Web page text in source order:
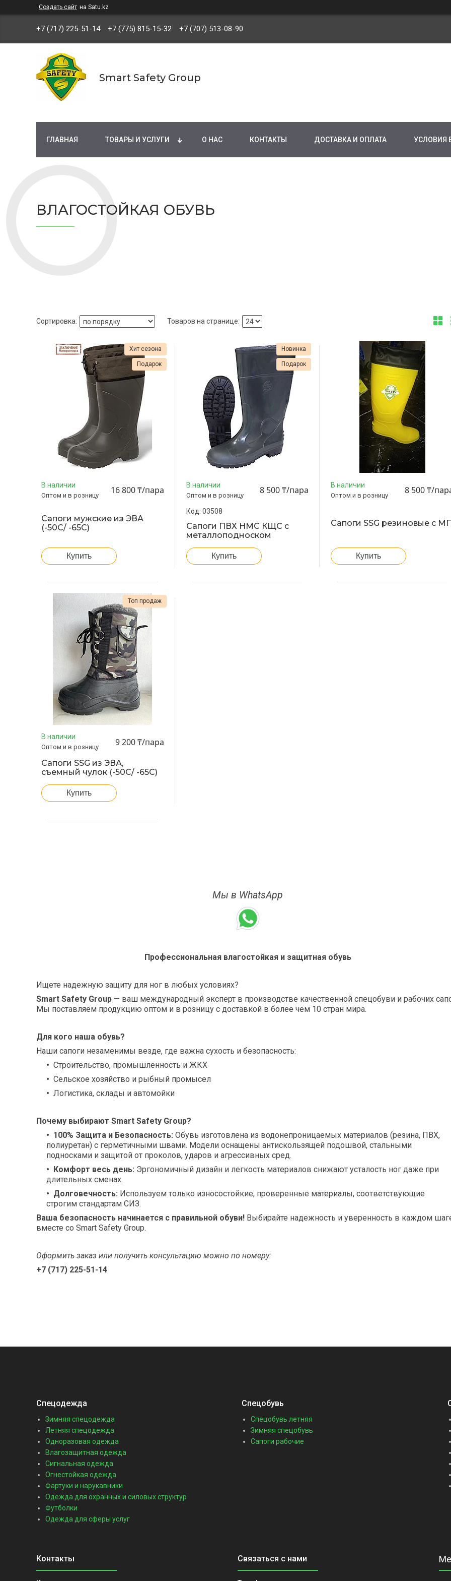
Создать сайт на Satu.kz
+7 (717) 225-51-14 +7 (775) 815-15-32 +7 (707) 513-08-90
Smart Safety Group
ГЛАВНАЯ ТОВАРЫ И УСЛУГИ О НАС КОНТАКТЫ ДОСТАВКА И ОПЛАТА УСЛОВИЯ
ВЛАГОСТОЙКАЯ ОБУВЬ
Хит сезона
Подарок
В наличии
Оптом и в розницу 16 800 ₸/пара
Сапоги мужские из ЭВА
(-50С/ -65С)
Купить
Новинка
Подарок
В наличии
Оптом и в розницу 8 500 ₸/пара
03508
Сапоги ПВХ НМС КЩС с
металлоподноском
Купить
В наличии
Оптом и в розницу 8 500 ₸/
Сапоги SSG резиновые c
Купить
Топ продаж
В наличии
Оптом и в розницу 9 200 ₸/пара
Сапоги SSG из ЭВА,
съемный чулок (-50С/ -65С)
Купить
Мы в WhatsApp
Профессиональная влагостойкая и защитная обувь
Ищете надежную защиту для ног в любых условиях?
Smart Safety Group — ваш международный эксперт в производстве качественной спецобуви и рабочих
Мы поставляем продукцию оптом и в розницу с доставкой в более чем 10 стран мира.
Для кого наша обувь?
Наши сапоги незаменимы везде, где важна сухость и безопасность:
Строительство, промышленность и ЖКХ
Сельское хозяйство и рыбный промысел
Логистика, склады и автомойки
Почему выбирают Smart Safety Group?
100% Защита и Безопасность: Обувь изготовлена из водонепроницаемых материалов (резина, ПВХ,
полиуретан) с герметичными швами. Модели оснащены антискользящей подошвой, стальными
подносками и защитой от проколов, ударов и агрессивных сред.
Комфорт весь день: Эргономичный дизайн и легкость материалов снижают усталость ног даже при
длительных сменах.
Долговечность: Используем только износостойкие, проверенные материалы, соответствующие
строгим стандартам СИЗ.
Ваша безопасность начинается с правильной обуви! Выбирайте надежность и уверенность в каждом
вместе со Smart Safety Group.
Оформить заказ или получить консультацию можно по номеру:
+7 (717) 225-51-14
Спецодежда
Зимняя спецодежда
Летняя спецодежда
Одноразовая одежда
Влагозащитная одежда
Сигнальная одежда
Огнестойкая одежда
Фартуки и нарукавники
Одежда для охранных и силовых структур
Футболки
Одежда для сферы услуг
Спецобувь
Спецобувь летняя
Зимняя спецобувь
Сапоги рабочие